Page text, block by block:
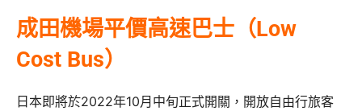
成田機場平價高速巴士（Low
Cost Bus）
日本即將於2022年10月中旬正式開關， 開放自由行旅客